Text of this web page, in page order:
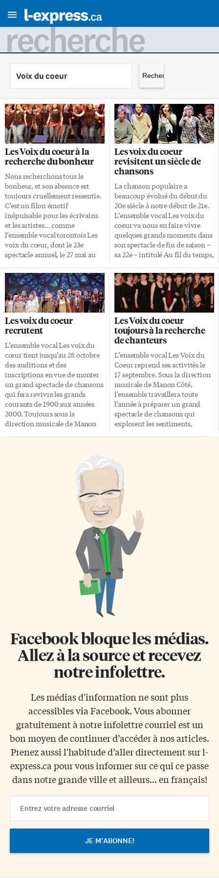
recherche
Les Voix du coeur à la
recherche du bonheur
Nous recherchons tous le
bonheur, et son absence est
toujours cruellement ressentie.
C’est un filon émotif
inépuisable pour les écrivains
et les artistes… comme
l’ensemble vocal torontois Les
voix du cœur, dont le 23e
spectacle annuel, le 27 mai au
Un vent de bonheur. Dès
l’année dernière, après son
spectacle Au fil du temps, sur
nos onze dernières décennies
de chansons, la troupe de
Manon Côté a arrêté ce thème
du bonheur et commencé à
recenser les chansons du
répertoire francophone (et
quelques-unes en anglais) qui
pouvaient l’évoquer. On ne
manquera pas de chanter
Maudit […]
Les voix du coeur
revisitent un siècle de
chansons
La chanson populaire a
beaucoup évolué du début du
20e siècle à notre début de 21e.
L’ensemble vocal Les voix du
coeur va nous en faire vivre
quelques grands moments dans
son spectacle de fin de saison –
sa 22e – intitulé Au fil du temps,
au théâtre Isabel Bader. «Nous
avons choisi de découper cette
période en onze décennies de
deux ou trois chansons
chacune, avec leurs tendances
artistiques, leurs styles
vestimentaires et leurs images
marquantes», explique la
directrice musicale Manon
Côté, qui en est à sa 20e année à
[…]
Les voix du coeur
recrutent
L’ensemble vocal Les voix du
cœur tient jusqu’au 28 octobre
des auditions et des
inscriptions en vue de monter
un grand spectacle de chansons
qui fera revivre les grands
courants de 1900 aux années
2000. Toujours sous la
direction musicale de Manon
tantôt émouvantes alliant le
chant et la danse dans des mises
en scène originales. L’ensemble
compte déjà quelque quarante
choristes, mais est toujours à la
chanteurs enthousiastes. Les
répétitions ont lieu chaque
mi‑septembre à la fin mai, à […]
Les Voix du coeur
toujours à la recherche
de chanteurs
L’ensemble vocal Les Voix du
Coeur reprend ses activités le
17 septembre. Sous la direction
musicale de Manon Côté,
l’ensemble travaillera toute
l’année à préparer un grand
spectacle de chansons qui
explorent les sentiments,
s’accroître. L’ensemble compte
déjà une trentaine de choristes,
mais est toujours à la recherche
de nouveaux chanteurs
enthousiastes. Les répétitions
ont lieu chaque mercredi, de
mi‑septembre à la fin mai, de 19
h 15 à 21 h 45, à l’école
secondaire Étienne-Brûlé au
300 rue Banbury […]
Facebook bloque les médias.
Allez à la source et recevez
notre infolettre.
Les médias d'information ne sont plus
accessibles via Facebook. Vous abonner
gratuitement à notre infolettre courriel est un
bon moyen de continuer d’accéder à nos articles.
Prenez aussi l'habitude d’aller directement sur l-
express.ca pour vous informer sur ce qui ce passe
dans notre grande ville et ailleurs... en français!
Address